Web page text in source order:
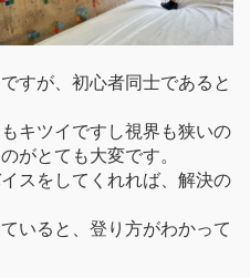
すが、初心者同士であると
キツイですし視界も狭いの
がとても大変です。
スをしてくれれば、解決の
いると、登り方がわかって